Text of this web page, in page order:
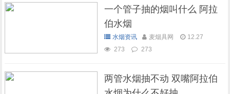
一个管子抽的烟叫什么 阿拉
伯水烟
水烟资讯 麦烟具网
12.27
273
273
两管水烟抽不动 双嘴阿拉伯